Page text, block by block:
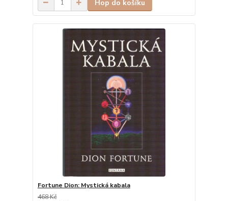
Hop do košíku
Fortune Dion: Mystická kabala
468 Kč